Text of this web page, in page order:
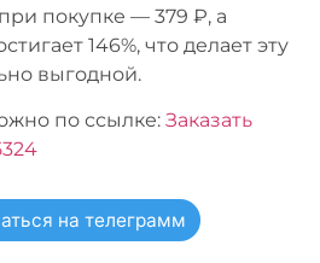
покупке — 379 ₽, а
146%, что делает эту
выгодной.
по ссылке: Заказать
на телеграмм